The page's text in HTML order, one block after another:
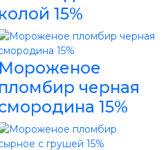
15%
черная
15%